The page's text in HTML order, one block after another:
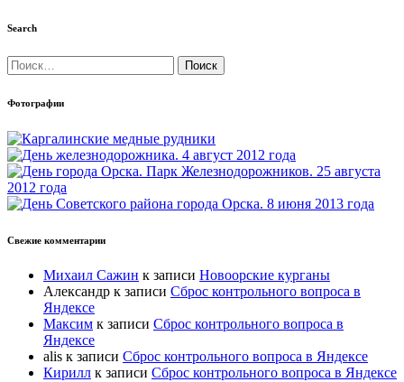
Search
Найти:
Фотографии
Свежие комментарии
Михаил Сажин к записи Новоорские курганы
Александр к записи Сброс контрольного вопроса в
Яндексе
Максим к записи Сброс контрольного вопроса в
Яндексе
alis к записи Сброс контрольного вопроса в Яндексе
Кирилл к записи Сброс контрольного вопроса в Яндексе